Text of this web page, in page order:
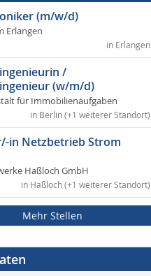
(m/w/d)
Erlangen
in Erlangen
/
(w/m/d)
für Immobilienaufgaben
in Berlin (+1 weiterer Standort)
in Netzbetrieb Strom
Haßloch GmbH
in Haßloch (+1 weiterer Standort)
Mehr Stellen